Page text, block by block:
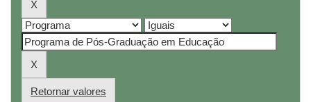
Retornar valores